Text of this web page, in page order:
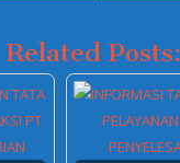
Related Posts: